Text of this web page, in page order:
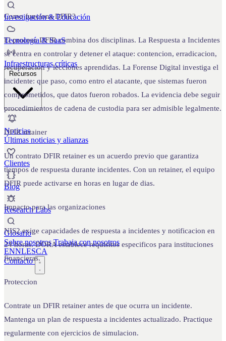
Investigación & Educación
Tecnología & SaaS
Infraestructuras críticas
Noticias
Últimas noticias y alianzas
Clientes
Blog
Research Labs
Glosario
Sobre nosotros Trabaja con nosotros
ENNLESCA
Contacto
Como funciona DFIR?
El proceso DFIR combina dos disciplinas. La Respuesta a Incidentes
se centra en controlar y detener el ataque: contencion, erradicacion,
recuperacion y lecciones aprendidas. La Forense Digital investiga el
incidente: que paso, como entro el atacante, que sistemas fueron
comprometidos, que datos fueron robados. La evidencia debe seguir
procedimientos de cadena de custodia para ser admisible legalmente.
DFIR retainer
Un contrato DFIR retainer es un acuerdo previo que garantiza
tiempos de respuesta durante incidentes. Con un retainer, el equipo
DFIR puede activarse en horas en lugar de dias.
Impacto para las organizaciones
NIS2 exige capacidades de respuesta a incidentes y notificacion en
24 horas. DORA establece requisitos especificos para instituciones
financieras.
Proteccion
Contrate un DFIR retainer antes de que ocurra un incidente.
Mantenga un plan de respuesta a incidentes actualizado. Practique
regularmente con ejercicios de simulacion.